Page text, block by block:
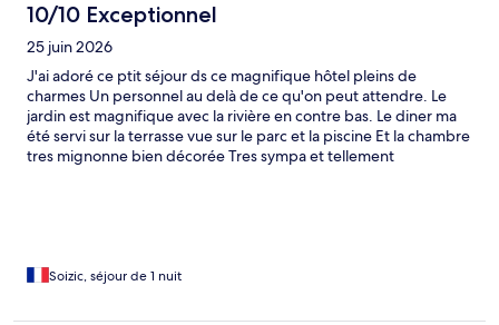
10/10 Exceptionnel
25 juin 2026
J'ai adoré ce ptit séjour ds ce magnifique hôtel pleins de
charmes Un personnel au delà de ce qu'on peut attendre. Le
jardin est magnifique avec la rivière en contre bas. Le diner ma
été servi sur la terrasse vue sur le parc et la piscine Et la chambre
tres mignonne bien décorée Tres sympa et tellement
Soizic, séjour de 1 nuit